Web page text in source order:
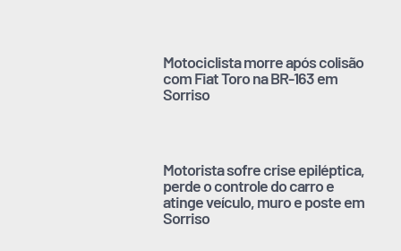
Motociclista morre após colisão
com Fiat Toro na BR-163 em
Sorriso
Motorista sofre crise epiléptica,
perde o controle do carro e
atinge veículo, muro e poste em
Sorriso